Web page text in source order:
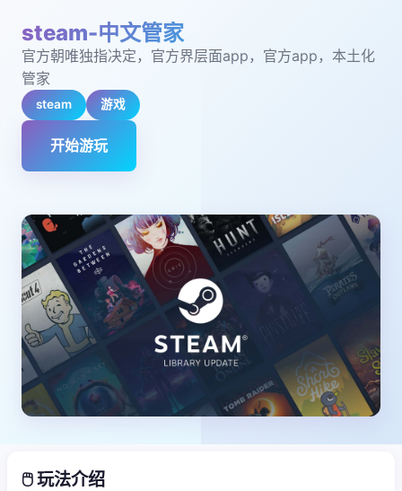
steam-中文管家
官方朝唯独指决定，官方界层面app，官方app，本土化
管家
steam 游戏
开始游玩
🖱️ 玩法介绍